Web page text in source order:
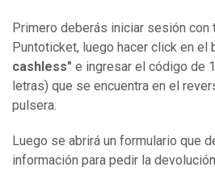
Primero deberás iniciar sesión con
Puntoticket, luego hacer click en el
cashless" e ingresar el código de
letras) que se encuentra en el
pulsera.
Luego se abrirá un formulario que
información para pedir la